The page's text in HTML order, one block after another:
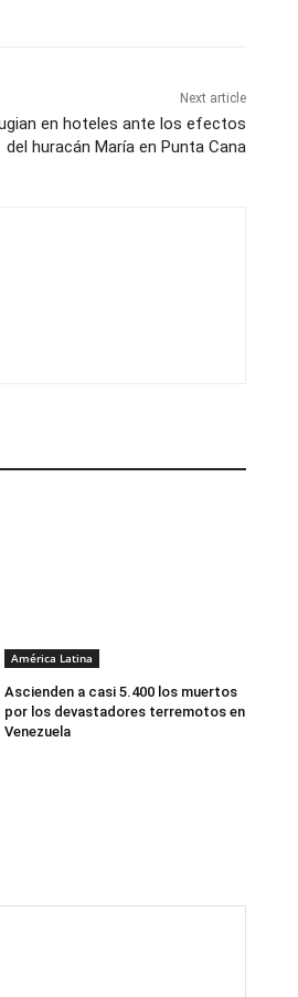
Next article
en hoteles ante los efectos
del huracán María en Punta Cana
América Latina
Ascienden a casi 5.400 los muertos
por los devastadores terremotos en
Venezuela